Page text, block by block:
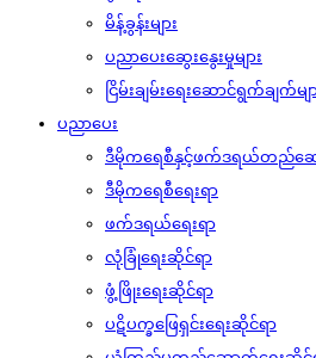
မိန့်ခွန်းများ
ပညာပေးဆွေးနွေးမှုများ
ငြိမ်းချမ်းရေးဆောင်ရွက်ချက်မျ
ပညာပေး
ဒီမိုကရေစီနှင့်ဖက်ဒရယ်တည်ဆော
ဒီမိုကရေစီရေးရာ
ဖက်ဒရယ်ရေးရာ
လုံခြုံရေးဆိုင်ရာ
ဖွံ့ဖြိုးရေးဆိုင်ရာ
ပဋိပက္ခဖြေရှင်းရေးဆိုင်ရာ